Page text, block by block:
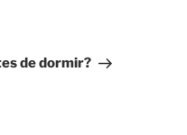
de dormir?